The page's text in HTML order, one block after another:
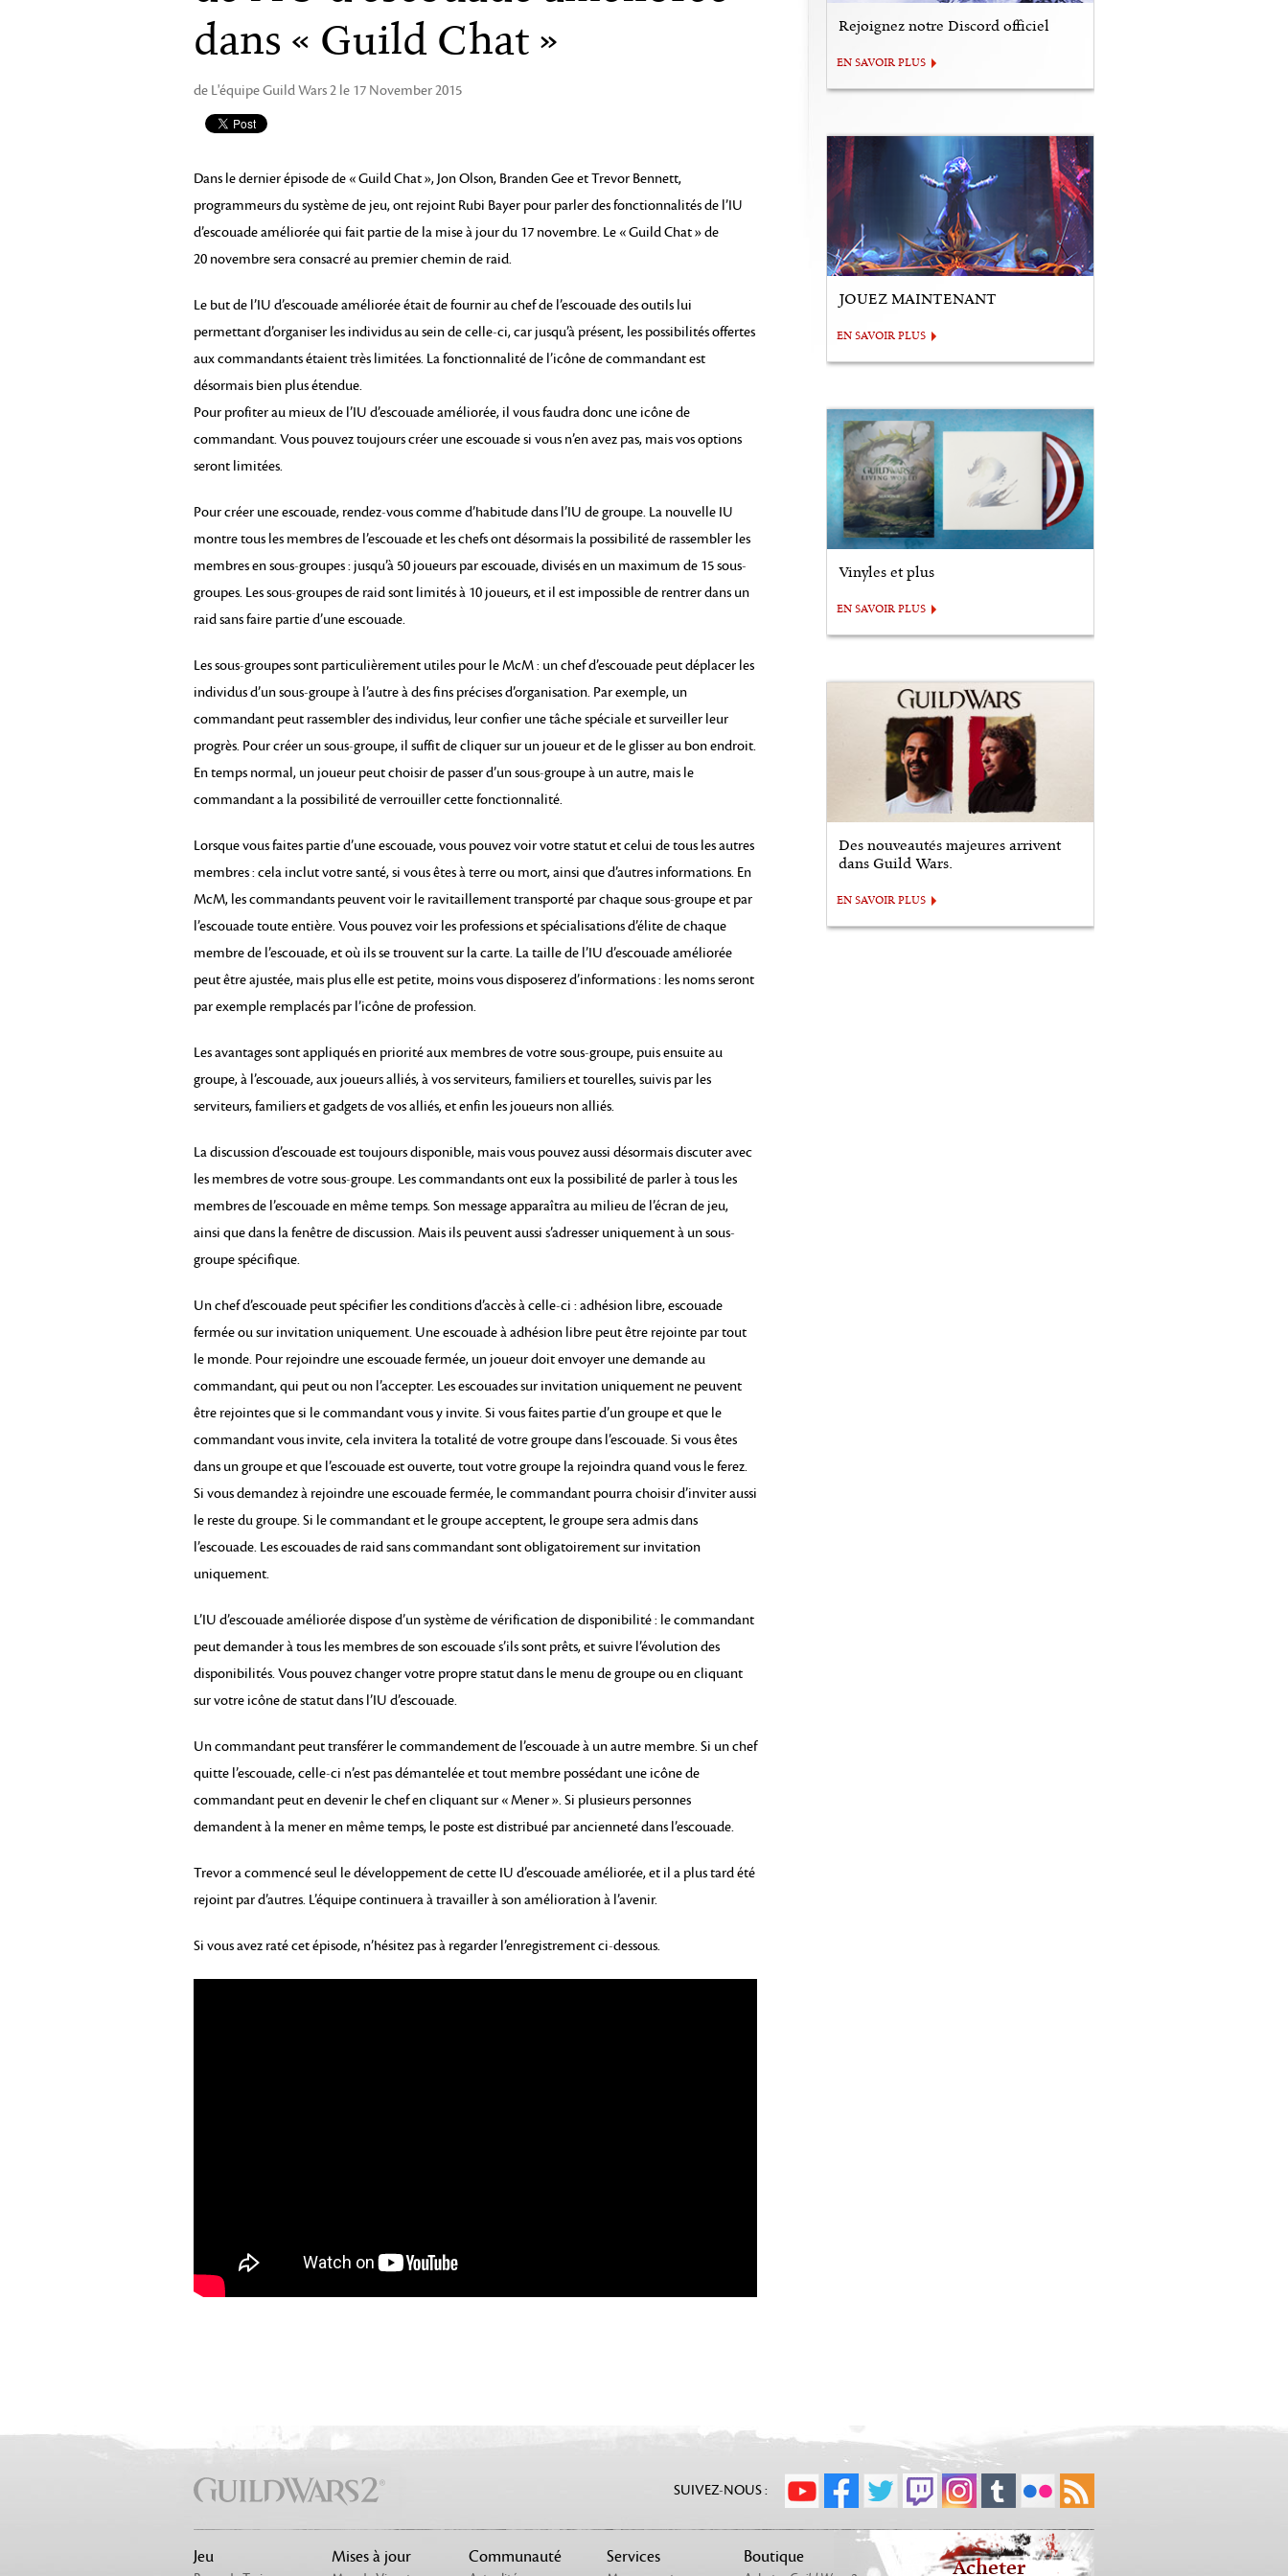
dans « Guild Chat »
de L'équipe Guild Wars 2 le 17 November 2015
Dans le dernier épisode de « Guild Chat », Jon Olson, Branden Gee et Trevor Bennett,
programmeurs du système de jeu, ont rejoint Rubi Bayer pour parler des fonctionnalités de l’IU
d’escouade améliorée qui fait partie de la mise à jour du 17 novembre. Le « Guild Chat » de
20 novembre sera consacré au premier chemin de raid.
Le but de l’IU d’escouade améliorée était de fournir au chef de l’escouade des outils lui
permettant d’organiser les individus au sein de celle-ci, car jusqu’à présent, les possibilités offertes
aux commandants étaient très limitées. La fonctionnalité de l’icône de commandant est
désormais bien plus étendue.
Pour profiter au mieux de l’IU d’escouade améliorée, il vous faudra donc une icône de
commandant. Vous pouvez toujours créer une escouade si vous n’en avez pas, mais vos options
seront limitées.
Pour créer une escouade, rendez-vous comme d’habitude dans l’IU de groupe. La nouvelle IU
montre tous les membres de l’escouade et les chefs ont désormais la possibilité de rassembler les
membres en sous-groupes : jusqu’à 50 joueurs par escouade, divisés en un maximum de 15 sous-
groupes. Les sous-groupes de raid sont limités à 10 joueurs, et il est impossible de rentrer dans un
raid sans faire partie d’une escouade.
Les sous-groupes sont particulièrement utiles pour le McM : un chef d’escouade peut déplacer les
individus d’un sous-groupe à l’autre à des fins précises d’organisation. Par exemple, un
commandant peut rassembler des individus, leur confier une tâche spéciale et surveiller leur
progrès. Pour créer un sous-groupe, il suffit de cliquer sur un joueur et de le glisser au bon endroit.
En temps normal, un joueur peut choisir de passer d’un sous-groupe à un autre, mais le
commandant a la possibilité de verrouiller cette fonctionnalité.
Lorsque vous faites partie d’une escouade, vous pouvez voir votre statut et celui de tous les autres
membres : cela inclut votre santé, si vous êtes à terre ou mort, ainsi que d’autres informations. En
McM, les commandants peuvent voir le ravitaillement transporté par chaque sous-groupe et par
l’escouade toute entière. Vous pouvez voir les professions et spécialisations d’élite de chaque
membre de l’escouade, et où ils se trouvent sur la carte. La taille de l’IU d’escouade améliorée
peut être ajustée, mais plus elle est petite, moins vous disposerez d’informations : les noms seront
par exemple remplacés par l’icône de profession.
Les avantages sont appliqués en priorité aux membres de votre sous-groupe, puis ensuite au
groupe, à l’escouade, aux joueurs alliés, à vos serviteurs, familiers et tourelles, suivis par les
serviteurs, familiers et gadgets de vos alliés, et enfin les joueurs non alliés.
La discussion d’escouade est toujours disponible, mais vous pouvez aussi désormais discuter avec
les membres de votre sous-groupe. Les commandants ont eux la possibilité de parler à tous les
membres de l’escouade en même temps. Son message apparaîtra au milieu de l’écran de jeu,
ainsi que dans la fenêtre de discussion. Mais ils peuvent aussi s’adresser uniquement à un sous-
groupe spécifique.
Un chef d’escouade peut spécifier les conditions d’accès à celle-ci : adhésion libre, escouade
fermée ou sur invitation uniquement. Une escouade à adhésion libre peut être rejointe par tout
le monde. Pour rejoindre une escouade fermée, un joueur doit envoyer une demande au
commandant, qui peut ou non l’accepter. Les escouades sur invitation uniquement ne peuvent
être rejointes que si le commandant vous y invite. Si vous faites partie d’un groupe et que le
commandant vous invite, cela invitera la totalité de votre groupe dans l’escouade. Si vous êtes
dans un groupe et que l’escouade est ouverte, tout votre groupe la rejoindra quand vous le ferez.
Si vous demandez à rejoindre une escouade fermée, le commandant pourra choisir d’inviter aussi
le reste du groupe. Si le commandant et le groupe acceptent, le groupe sera admis dans
l’escouade. Les escouades de raid sans commandant sont obligatoirement sur invitation
uniquement.
L’IU d’escouade améliorée dispose d’un système de vérification de disponibilité : le commandant
peut demander à tous les membres de son escouade s’ils sont prêts, et suivre l’évolution des
disponibilités. Vous pouvez changer votre propre statut dans le menu de groupe ou en cliquant
sur votre icône de statut dans l’IU d’escouade.
Un commandant peut transférer le commandement de l’escouade à un autre membre. Si un chef
quitte l’escouade, celle-ci n’est pas démantelée et tout membre possédant une icône de
commandant peut en devenir le chef en cliquant sur « Mener ». Si plusieurs personnes
demandent à la mener en même temps, le poste est distribué par ancienneté dans l’escouade.
Trevor a commencé seul le développement de cette IU d’escouade améliorée, et il a plus tard été
rejoint par d’autres. L’équipe continuera à travailler à son amélioration à l’avenir.
Si vous avez raté cet épisode, n’hésitez pas à regarder l’enregistrement ci-dessous.
Rejoignez notre Discord officiel
EN SAVOIR PLUS
JOUEZ MAINTENANT
EN SAVOIR PLUS
Vinyles et plus
EN SAVOIR PLUS
Des nouveautés majeures arrivent
dans Guild Wars.
EN SAVOIR PLUS
SUIVEZ-NOUS :
Jeu Mises à jour Communauté Services Boutique Acheter